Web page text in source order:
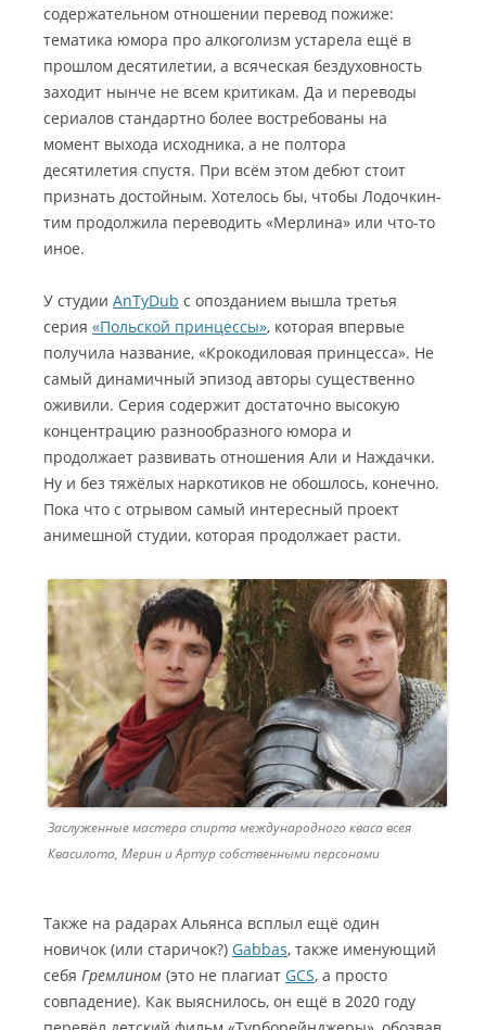
содержательном отношении перевод пожиже:
тематика юмора про алкоголизм устарела ещё в
прошлом десятилетии, а всяческая бездуховность
заходит нынче не всем критикам. Да и переводы
сериалов стандартно более востребованы на
момент выхода исходника, а не полтора
десятилетия спустя. При всём этом дебют стоит
признать достойным. Хотелось бы, чтобы Лодочкин-
тим продолжила переводить «Мерлина» или что-то
иное.
У студии AnTyDub с опозданием вышла третья
серия «Польской принцессы», которая впервые
получила название, «Крокодиловая принцесса». Не
самый динамичный эпизод авторы существенно
оживили. Серия содержит достаточно высокую
концентрацию разнообразного юмора и
продолжает развивать отношения Али и Наждачки.
Ну и без тяжёлых наркотиков не обошлось, конечно.
Пока что с отрывом самый интересный проект
анимешной студии, которая продолжает расти.
Заслуженные мастера спирта международного кваса всея
Квасилота, Мерин и Артур собственными персонами
Также на радарах Альянса всплыл ещё один
новичок (или старичок?) Gabbas, также именующий
себя Гремлином (это не плагиат GCS, а просто
совпадение). Как выяснилось, он ещё в 2020 году